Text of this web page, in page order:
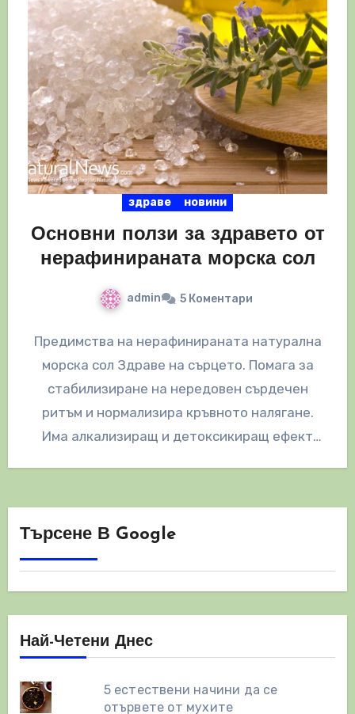
здраве новини
Основни ползи за здравето от
нерафинираната морска сол
admin 5 Коментари
Предимства на нерафинираната натурална
морска сол Здраве на сърцето. Помага за
стабилизиране на нередовен сърдечен
ритъм и нормализира кръвното налягане.
Има алкализиращ и детоксикиращ ефект
Търсене В Google
Най-Четени Днес
5 естествени начини да се
отървете от мухите